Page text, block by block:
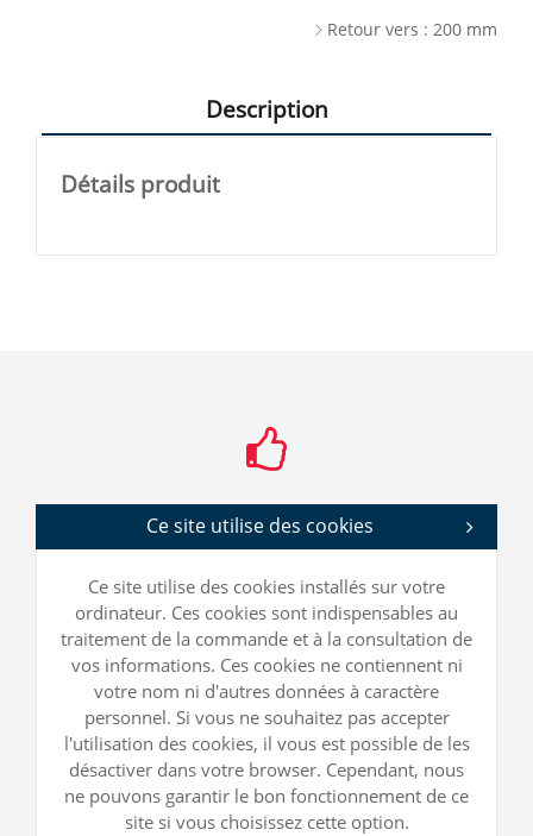
Retour vers : 200 mm
Description
Détails produit
Ce site utilise des cookies
Ce site utilise des cookies installés sur votre
ordinateur. Ces cookies sont indispensables au
traitement de la commande et à la consultation de
vos informations. Ces cookies ne contiennent ni
votre nom ni d'autres données à caractère
personnel. Si vous ne souhaitez pas accepter
l'utilisation des cookies, il vous est possible de les
désactiver dans votre browser. Cependant, nous
ne pouvons garantir le bon fonctionnement de ce
site si vous choisissez cette option.